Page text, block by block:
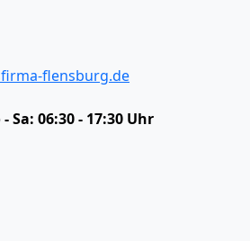
flensburg.de
- Sa: 06:30 - 17:30 Uhr